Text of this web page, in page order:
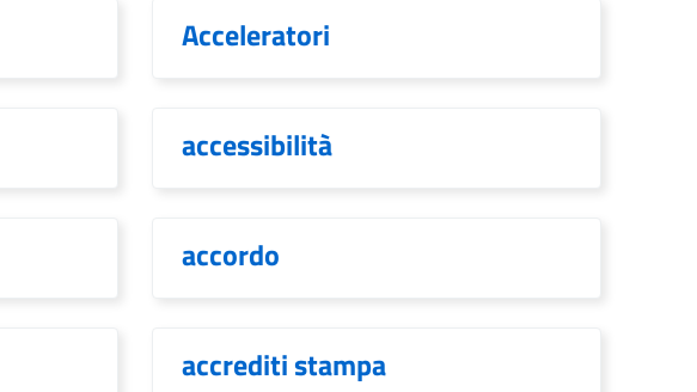
Acceleratori
accessibilità
accordo
accrediti stampa